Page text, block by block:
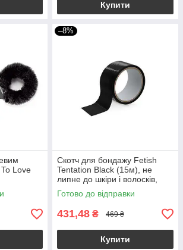
Купити
Love
–8%
Скотч для бондажу Fetish
Tentation Black (15м), не
липне до шкіри і волосків,
тільки сам до себе
Готово до відправки
431,48 ₴ 469 ₴
Купити